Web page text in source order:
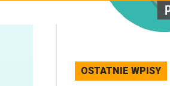
OSTATNIE WPISY